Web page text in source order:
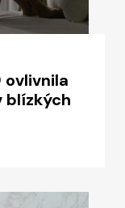
ovlivnila
blízkých